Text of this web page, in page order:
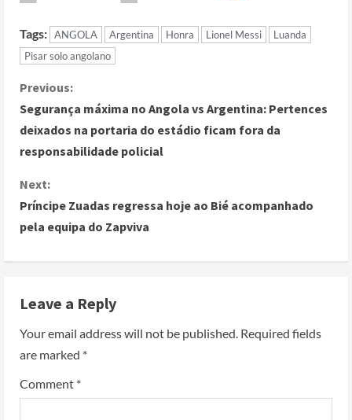
Tags: ANGOLA Argentina Honra Lionel Messi
Luanda
Pisar solo angolano
Previous:
Segurança máxima no Angola vs Argentina: Pertences
deixados na portaria do estádio ficam fora da
responsabilidade policial
Next:
Príncipe Zuadas regressa hoje ao Bié acompanhado
pela equipa do Zapviva
Leave a Reply
Your email address will not be published. Required fields
are marked *
Comment *